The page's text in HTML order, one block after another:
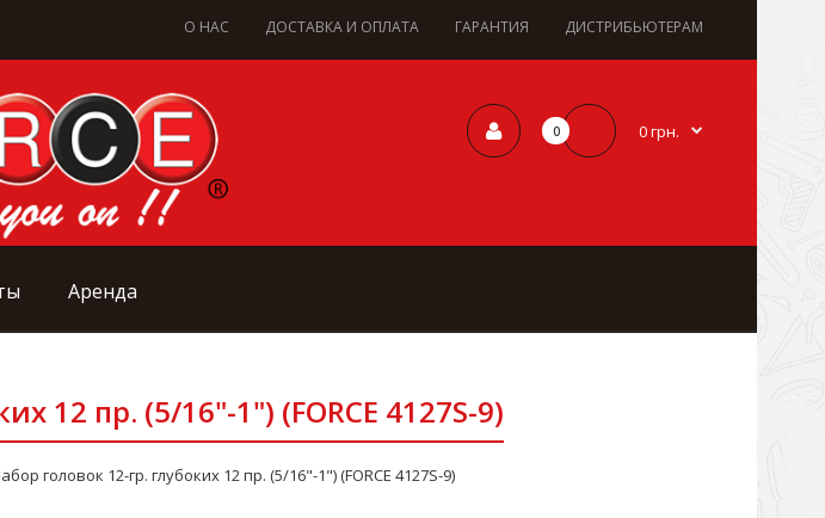
О НАС ДОСТАВКА И ОПЛАТА ГАРАНТИЯ ДИСТРИБЬЮТЕРАМ
0 0 грн.
Аренда
12 пр. (5/16"-1") (FORCE 4127S-9)
головок 12-гр. глубоких 12 пр. (5/16"-1") (FORCE 4127S-9)